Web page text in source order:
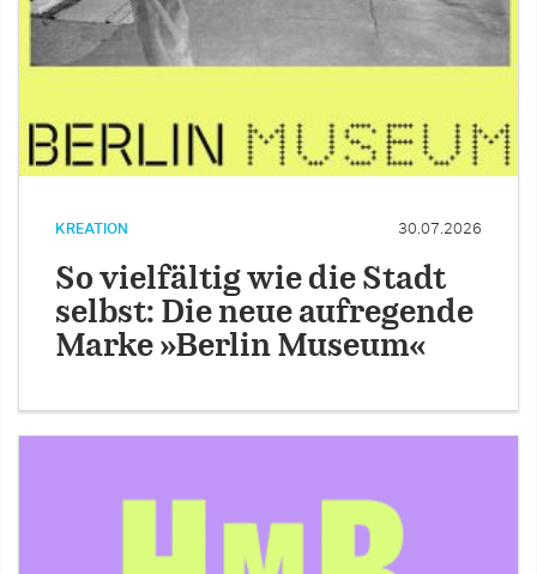
KREATION 30.07.2026
So vielfältig wie die Stadt
selbst: Die neue aufregende
Marke »Berlin Museum«